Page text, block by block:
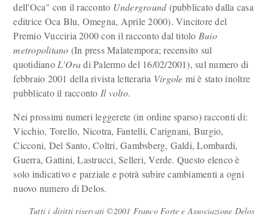
dell'Oca" con il racconto Underground(pubblicato dalla casa
editrice Oca Blu, Omegna, Aprile 2000). Vincitore del
Premio Vucciria 2000 con il racconto dal titolo Buio
metropolitano (In press Malatempora; recensito sul
quotidiano L'Oradi Palermo del 16/02/2001), sul numero di
febbraio 2001 della rivista letteraria Virgole mi è stato inoltre
pubblicato il racconto Il volto.
Nei prossimi numeri leggerete (in ordine sparso) racconti di:
Vicchio, Torello, Nicotra, Fantelli, Carignani, Burgio,
Cicconi, Del Santo, Coltri, Gambsberg, Galdi, Lombardi,
Guerra, Gattini, Lastrucci, Selleri, Verde. Questo elenco è
solo indicativo e parziale e potrà subire cambiamenti a ogni
nuovo numero di Delos.
Tutti i diritti riservati ©2001 Franco Forte e Associazione Delos